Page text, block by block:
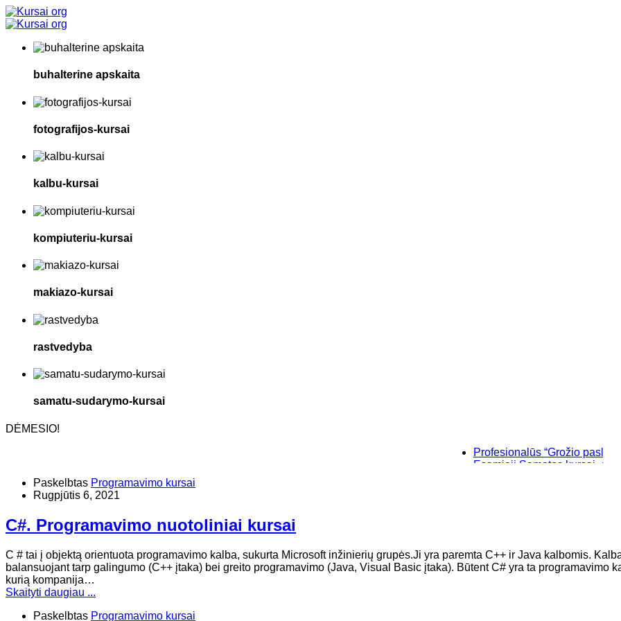
buhalterine apskaita
fotografijos-kursai
kalbu-kursai
kompiuteriu-kursai
makiazo-kursai
rastvedyba
samatu-sudarymo-kursai
DĖMESIO!
Profesionalūs “Grožio
Esamieji Sąmatos kursai, su
Paskelbtas Programavimo kursai
Rugpjūtis 6, 2021
C#. Programavimo nuotoliniai kursai
​C # tai į objektą orientuota programavimo kalba, sukurta Microsoft inžinierių grupės.Ji yra paremta C++ ir Java kalbomis.
balansuojant tarp galingumo (C++ įtaka) bei greito programavimo (Java, Visual Basic įtaka). Būtent C# yra ta programavimo
kurią kompanija…
Skaityti daugiau ...
Paskelbtas Programavimo kursai